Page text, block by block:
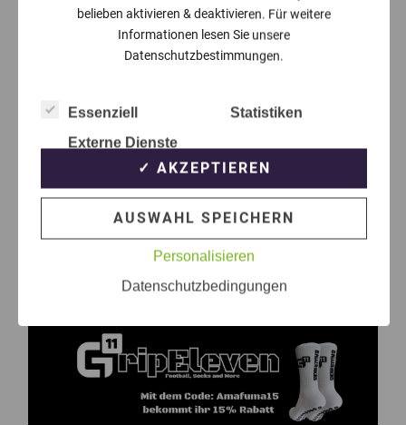
belieben aktivieren & deaktivieren. Für weitere
Informationen lesen Sie unsere
Datenschutzbestimmungen.
Essenziell
Statistiken
Externe Dienste
✓ AKZEPTIEREN
AUSWAHL SPEICHERN
Personalisieren
Datenschutzbedingungen